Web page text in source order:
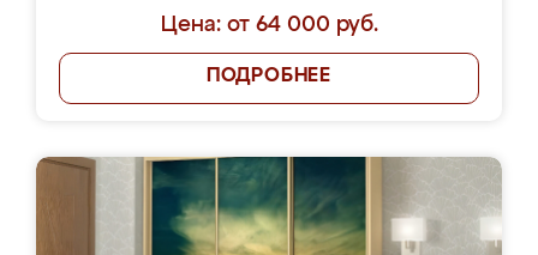
Цена: от 64 000 руб.
ПОДРОБНЕЕ